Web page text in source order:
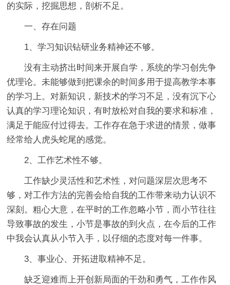
的实际，挖掘思想，剖析不足。
一、存在问题
1、学习知识钻研业务精神还不够。
没有主动挤出时间来开展自学，系统的学习创先争
优理论。未能够做到把课余的时间多用于提高教学本事
的学习上。对新知识，新技术的学习不足，没有沉下心
认真的学习理论知识，有时放松对自我的要求和标准，
满足于能应付过得去。工作存在急于求进的情景，做事
经常给人虎头蛇尾的感觉。
2、工作艺术性不够。
工作缺少灵活性和艺术性，对问题深层次思考不
够，对工作方法的完善会给自我的工作带来动力认识不
深刻。粗心大意，在平时的工作忽略小节，而小节往往
导致事故的发生，小节是事故的到火点，在今后的工作
中我会认真从小节入手，以仔细的态度对每一件事。
3、事业心、开拓进取精神不足。
缺乏迎难而上开创新局面的干劲和勇气，工作作风